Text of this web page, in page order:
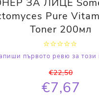
ЗА ЛИЦЕ
Pure
Toner 200мл
първото ревю за този
€22,50
€7,67